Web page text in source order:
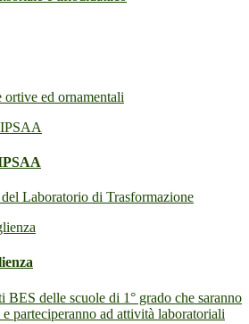
ortive ed ornamentali
Laboratorio di Trasformazione
BES delle scuole di 1° grado che saranno
parteciperanno ad attività laboratoriali